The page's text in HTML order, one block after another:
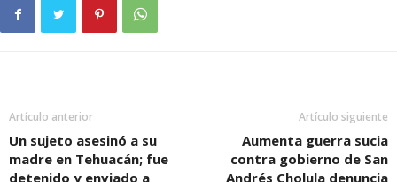
Artículo anterior
Un sujeto asesinó a su
madre en Tehuacán; fue
detenido y enviado a
Artículo siguiente
Aumenta guerra sucia
contra gobierno de San
Andrés Cholula denuncia